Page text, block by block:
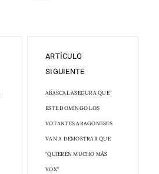
ARTÍCULO
SIGUIENTE
ABASCAL ASEGURA QUE
ESTE DOMINGO LOS
VOTANTES ARAGONESES
VAN A DEMOSTRAR QUE
"QUIEREN MUCHO MÁS
VOX"